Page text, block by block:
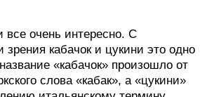
очень интересно. С
зрения кабачок и цукини это одно
«кабачок» произошло от
слова «кабак», а «цукини»